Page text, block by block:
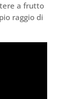
a frutto
raggio di